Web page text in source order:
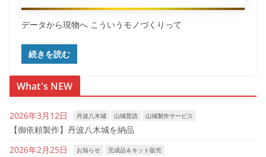
データから現物へ こういうモノづくりって
続きを読む
What's NEW
2026年3月12日 丹波八木城 山城普請 山城製作サービス
【御依頼製作】丹波八木城を納品
2026年2月25日
お知らせ 完成品＆キット販売